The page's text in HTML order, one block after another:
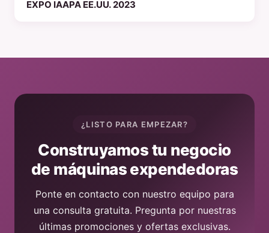
EXPO IAAPA EE.UU. 2023
¿LISTO PARA EMPEZAR?
Construyamos tu negocio
de máquinas expendedoras
Ponte en contacto con nuestro equipo para
una consulta gratuita. Pregunta por nuestras
últimas promociones y ofertas exclusivas.